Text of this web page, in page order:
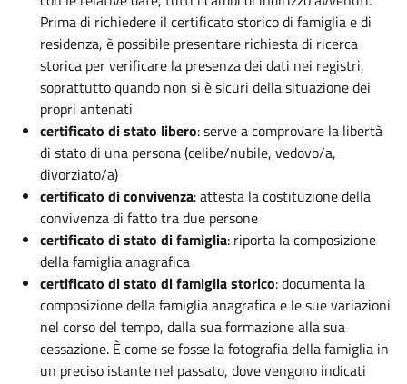
Prima di richiedere il certificato storico di famiglia e di
residenza, è possibile presentare richiesta di ricerca
storica per verificare la presenza dei dati nei registri,
soprattutto quando non si è sicuri della situazione dei
propri antenati
certificato di stato libero: serve a comprovare la libertà
di stato di una persona (celibe/nubile, vedovo/a,
divorziato/a)
certificato di convivenza: attesta la costituzione della
convivenza di fatto tra due persone
certificato di stato di famiglia: riporta la composizione
della famiglia anagrafica
certificato di stato di famiglia storico: documenta la
composizione della famiglia anagrafica e le sue variazioni
nel corso del tempo, dalla sua formazione alla sua
cessazione. È come se fosse la fotografia della famiglia in
un preciso istante nel passato, dove vengono indicati